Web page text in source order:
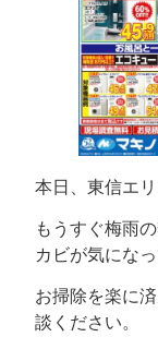
本日、東信エ
もうすぐ梅雨
カビが気にな
お掃除を楽に
談ください。